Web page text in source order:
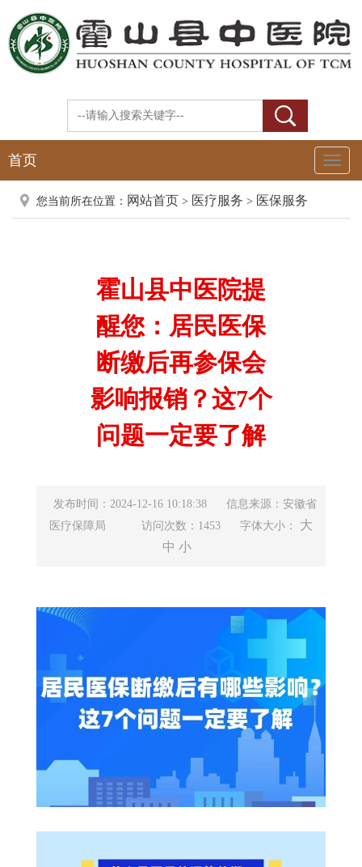
Toggle
首页
您当前所在位置： 网站首页 > 医疗服务 > 医保服务
霍山县中医院提
醒您：居民医保
断缴后再参保会
影响报销？这7个
问题一定要了解
发布时间：2024-12-16 10:18:38
信息来源：安徽省
医疗保障局
访问次数：1453 字体大小： 大
中 小